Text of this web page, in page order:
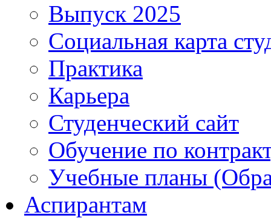
Выпуск 2025
Социальная карта
Практика
Карьера
Студенческий сайт
Обучение по
Учебные планы
Аспирантам